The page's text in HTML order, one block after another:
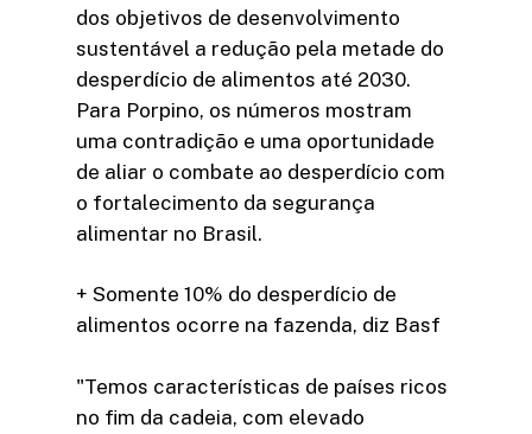
dos objetivos de desenvolvimento
sustentável a redução pela metade do
desperdício de alimentos até 2030.
Para Porpino, os números mostram
uma contradição e uma oportunidade
de aliar o combate ao desperdício com
o fortalecimento da segurança
alimentar no Brasil.
+ Somente 10% do desperdício de
alimentos ocorre na fazenda, diz Basf
"Temos características de países ricos
no fim da cadeia, com elevado